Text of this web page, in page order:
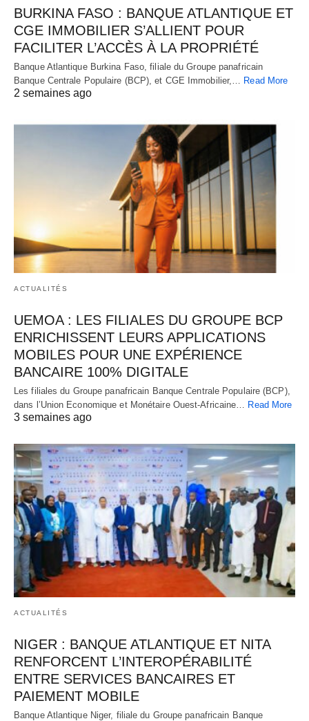
BURKINA FASO : BANQUE ATLANTIQUE ET
CGE IMMOBILIER S’ALLIENT POUR
FACILITER L’ACCÈS À LA PROPRIÉTÉ
Banque Atlantique Burkina Faso, filiale du Groupe panafricain
Banque Centrale Populaire (BCP), et CGE Immobilier,… Read More
2 semaines ago
ACTUALITÉS
UEMOA : LES FILIALES DU GROUPE BCP
ENRICHISSENT LEURS APPLICATIONS
MOBILES POUR UNE EXPÉRIENCE
BANCAIRE 100% DIGITALE
Les filiales du Groupe panafricain Banque Centrale Populaire (BCP),
dans l’Union Economique et Monétaire Ouest-Africaine… Read More
3 semaines ago
ACTUALITÉS
NIGER : BANQUE ATLANTIQUE ET NITA
RENFORCENT L’INTEROPÉRABILITÉ
ENTRE SERVICES BANCAIRES ET
PAIEMENT MOBILE
Banque Atlantique Niger, filiale du Groupe panafricain Banque